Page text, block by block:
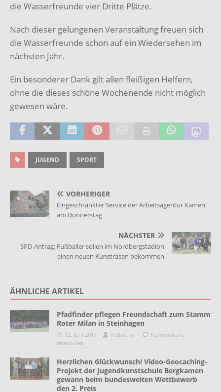
die Wasserfreunde vier Dritte Plätze.
Nach dieser gelungenen Veranstaltung freuen sich
die Wasserfreunde schon auf ein Wiedersehen im
nächsten Jahr.
Ein besonderer Dank gilt allen fleißigen Helfern,
ohne die dieses schöne Wochenende nicht möglich
gewesen wäre.
JUGEND SPORT
VORHERIGER
Eingeschränkter Service der Arbeitsagentur Kamen
am Donnerstag
NÄCHSTER
SPD-Antrag: Fußballer sollen im Nordbergstadion
einen neuen Kunstrasen bekommen
ÄHNLICHE ARTIKEL
Pfadfinder pflegen Freundschaft zum Stamm
Roter Milan in Steinhagen
12. Juni 2017 Redaktion
Kommentare
deaktiviert
Herzlichen Glückwunsch! Video-Geocaching-
Projekt der Jugendkunstschule Bergkamen
gewann beim bundesweiten Wettbewerb
den 2. Preis